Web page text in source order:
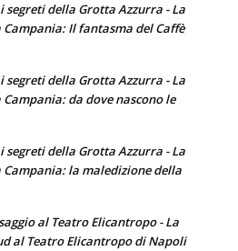
segreti della Grotta Azzurra - La
Campania: Il fantasma del Caffè
segreti della Grotta Azzurra - La
Campania: da dove nascono le
segreti della Grotta Azzurra - La
Campania: la maledizione della
al Teatro Elicantropo - La
al Teatro Elicantropo di Napoli